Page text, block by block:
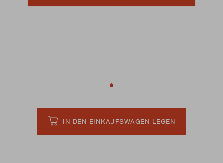
IN DEN EINKAUFSWAGEN LEGEN